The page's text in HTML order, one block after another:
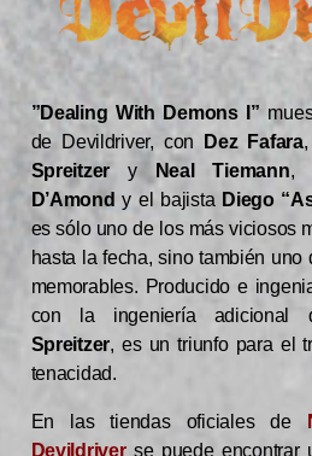
”Dealing With Demons I”
de Devildriver, con
Dez Fafara,
Spreitzery Neal Tiemann,
D’Amond y el bajista Diego
es sólo uno de los más viciosos
hasta la fecha, sino también uno
memorables. Producido e
con la ingeniería adicional
Spreitzer, es un triunfo para el
tenacidad.
En las tiendas oficiales de
Devildriverse puede encontrar